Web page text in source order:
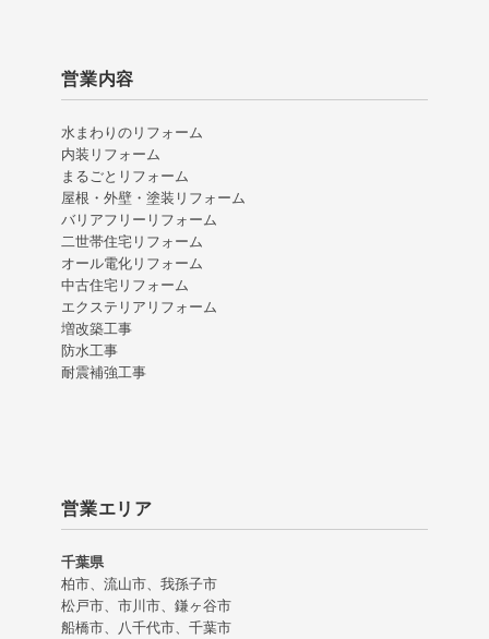
営業内容
水まわりのリフォーム
内装リフォーム
まるごとリフォーム
屋根・外壁・塗装リフォーム
バリアフリーリフォーム
二世帯住宅リフォーム
オール電化リフォーム
中古住宅リフォーム
エクステリアリフォーム
増改築工事
防水工事
耐震補強工事
営業エリア
千葉県
柏市、流山市、我孫子市
松戸市、市川市、鎌ヶ谷市
船橋市、八千代市、千葉市